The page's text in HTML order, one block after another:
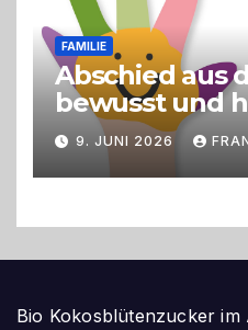
FAMILIE
Abschied aus
bewusst und
gestalten
9. JUNI 2026
Bio Kokosblütenzucker im